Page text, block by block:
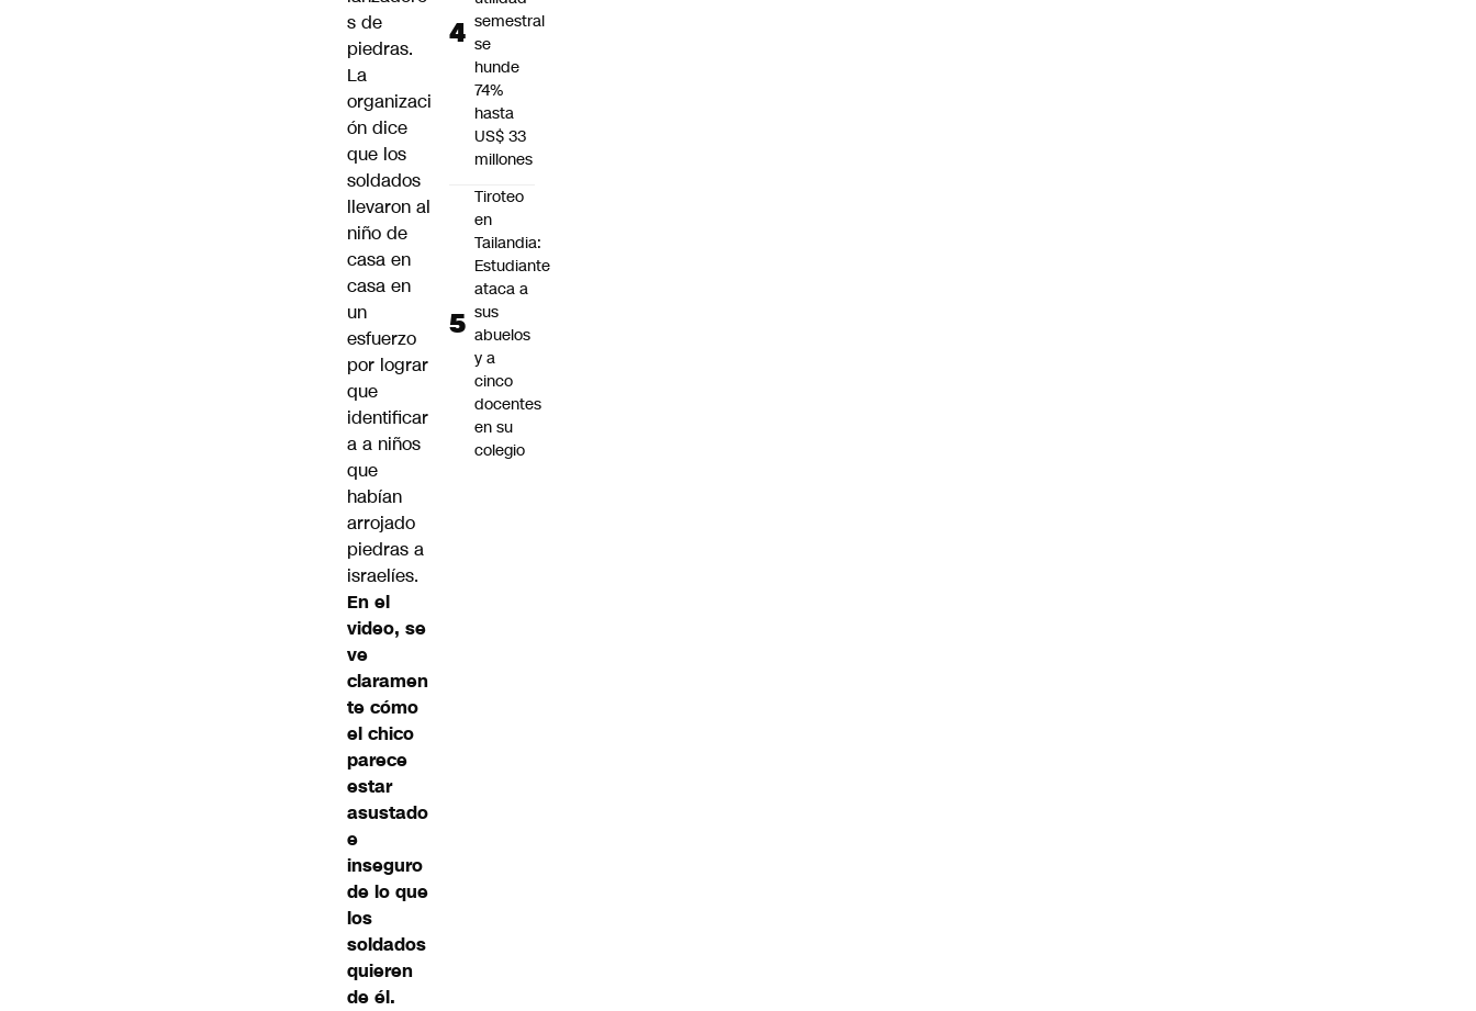
s de
piedras.
La
organizaci
ón dice
que los
soldados
llevaron al
niño de
casa en
casa en
un
esfuerzo
por lograr
que
identificar
a a niños
que
habían
arrojado
piedras a
israelíes.
En el
video, se
ve
claramen
te cómo
el chico
parece
estar
asustado
e
inseguro
de lo que
los
soldados
quieren
de él.
semestral
se
hunde
74%
hasta
US$ 33
millones
Tiroteo
en
Tailandia:
Estudiante
ataca a
sus
abuelos
y a
cinco
docentes
en su
colegio